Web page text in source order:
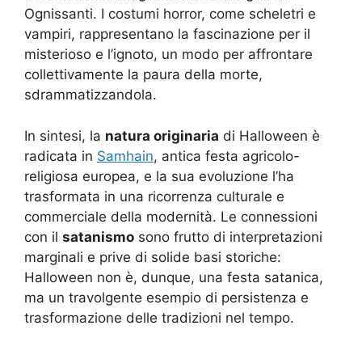
Ognissanti. I costumi horror, come scheletri e
vampiri, rappresentano la fascinazione per il
misterioso e l’ignoto, un modo per affrontare
collettivamente la paura della morte,
sdrammatizzandola.
In sintesi, la natura originaria di Halloween è
radicata in Samhain, antica festa agricolo-
religiosa europea, e la sua evoluzione l’ha
trasformata in una ricorrenza culturale e
commerciale della modernità. Le connessioni
con il satanismo sono frutto di interpretazioni
marginali e prive di solide basi storiche:
Halloween non è, dunque, una festa satanica,
ma un travolgente esempio di persistenza e
trasformazione delle tradizioni nel tempo.